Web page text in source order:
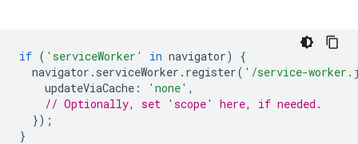
if ( 'serviceWorker' in navigator)
{
navigator . serviceWorker . register( '/service-
updateViaCache : 'none' ,
// Optionally, set 'scope' here, if needed.
});
}